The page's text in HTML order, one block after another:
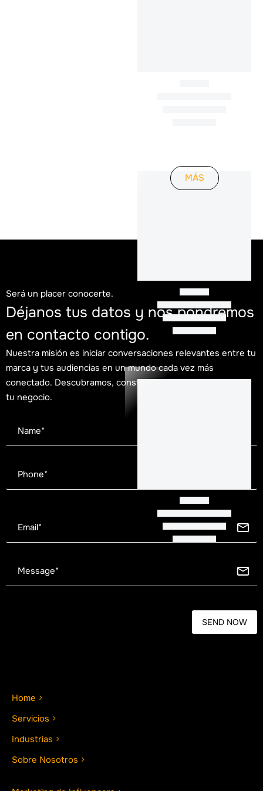
MÁS
Será un placer conocerte.
Déjanos tus datos y nos pondremos
en contacto contigo.
Nuestra misión es iniciar conversaciones relevantes entre tu
marca y tus audiencias en un mundo cada vez más
conectado. Descubramos, construyamos y hagamos crecer
tu negocio.
Home
Servicios
Industrias
Sobre Nosotros